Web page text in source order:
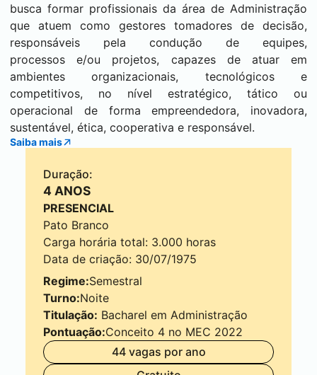
busca formar profissionais da área de Administração
que atuem como gestores tomadores de decisão,
responsáveis pela condução de equipes,
processos e/ou projetos, capazes de atuar em
ambientes organizacionais, tecnológicos e
competitivos, no nível estratégico, tático ou
operacional de forma empreendedora, inovadora,
sustentável, ética, cooperativa e responsável.
Saiba mais
Duração:
4 ANOS
PRESENCIAL
Pato Branco
Carga horária total: 3.000 horas
Data de criação: 30/07/1975
Regime:Semestral
Turno:Noite
Titulação: Bacharel em Administração
Pontuação:Conceito 4 no MEC 2022
44 vagas por ano